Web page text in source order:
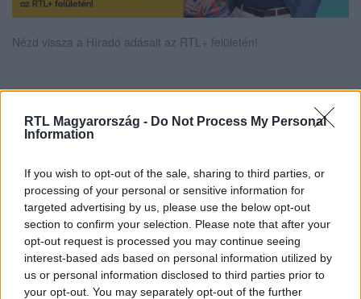
RTL Magyarország - Do Not Process My Personal
Information
If you wish to opt-out of the sale, sharing to third parties, or
processing of your personal or sensitive information for
targeted advertising by us, please use the below opt-out
section to confirm your selection. Please note that after your
opt-out request is processed you may continue seeing
interest-based ads based on personal information utilized by
us or personal information disclosed to third parties prior to
your opt-out. You may separately opt-out of the further
Nézd vissza a Híradó adásait az RTL+ felületén!
legyen a Google-találatokban!